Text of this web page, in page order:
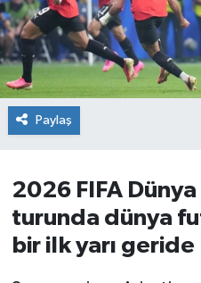
Paylaş
2026 FIFA Dünya
turunda dünya
bir ilk yarı geride
EKONOMİ
Erdek
Gömeç
Gönen
Havran